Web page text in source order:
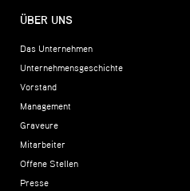
ÜBER UNS
Das Unternehmen
Unternehmensgeschichte
Vorstand
Management
Graveure
Mitarbeiter
Offene Stellen
Presse